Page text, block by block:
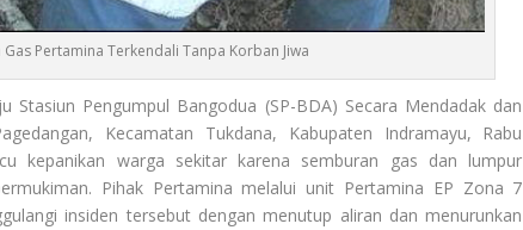
Pertamina Terkendali Tanpa Korban Jiwa
Pengumpul Bangodua (SP-BDA) Secara Mendadak dan
Kecamatan Tukdana, Kabupaten Indramayu, Rabu
kepanikan warga sekitar karena semburan gas dan lumpur
Pihak Pertamina melalui unit Pertamina EP Zona 7
insiden tersebut dengan menutup aliran dan menurunkan